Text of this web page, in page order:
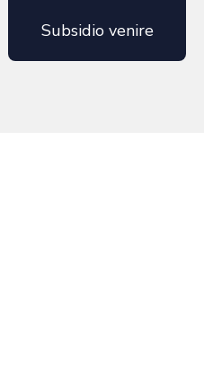
Subsidio venire